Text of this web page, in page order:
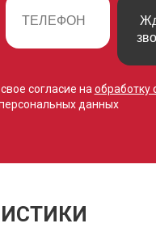
согласие на обработку
данных